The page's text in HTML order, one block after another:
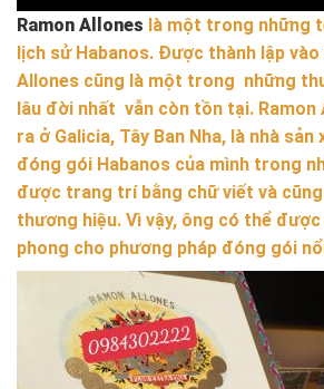
Ramon Allones là một trong những
lịch sử Habanos. Được thành lập vào
Allones cũng là một trong những
lâu đời nhất vẫn còn tồn tại. Ramon
ra ở Galicia, Tây Ban Nha, là nhà sản
đóng gói Habanos của mình trong
được trang trí bằng chữ viết và
thương hiệu. Vì vậy, ông có thể
phong cho phương pháp đóng gói